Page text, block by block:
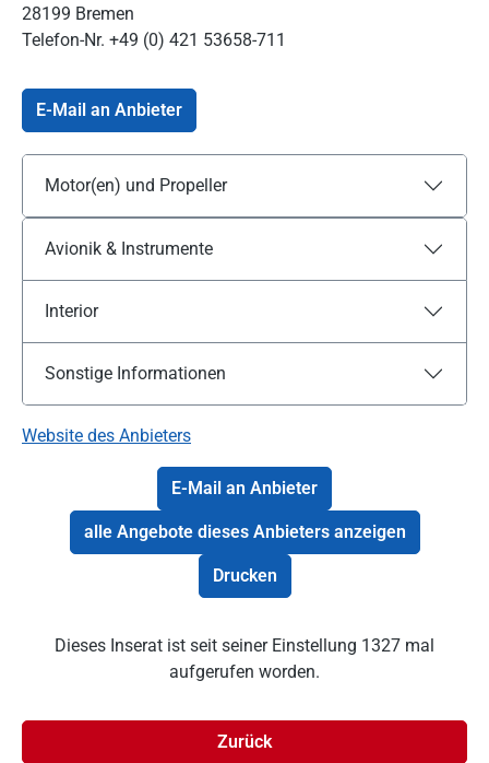
28199 Bremen
Telefon-Nr. +49 (0) 421 53658-711
E-Mail an Anbieter
Motor(en) und Propeller
Avionik & Instrumente
Interior
Sonstige Informationen
Website des Anbieters
E-Mail an Anbieter
alle Angebote dieses Anbieters anzeigen
Drucken
Dieses Inserat ist seit seiner Einstellung 1327 mal
aufgerufen worden.
Zurück